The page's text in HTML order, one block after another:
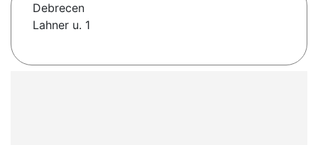
Debrecen
Lahner u. 1